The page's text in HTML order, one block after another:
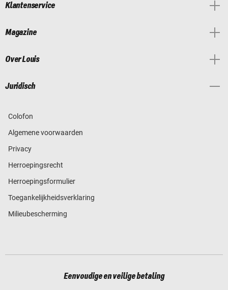
Klantenservice
Magazine
Over Louis
Juridisch
Colofon
Algemene voorwaarden
Privacy
Herroepingsrecht
Herroepingsformulier
Toegankelijkheidsverklaring
Milieubescherming
Eenvoudige en veilige betaling